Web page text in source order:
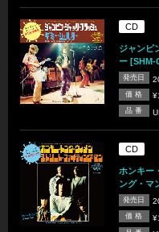
CD
ジャンピ
ー [SHM-
発売日
価 格
品 番
CD
ホンキー
ング・マ
発売日
価 格